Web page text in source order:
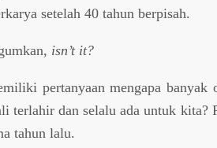
setelah 40 tahun berpisah.
isn’t it?
pertanyaan mengapa banyak
terlahir dan selalu ada untuk kita?
tahun lalu.